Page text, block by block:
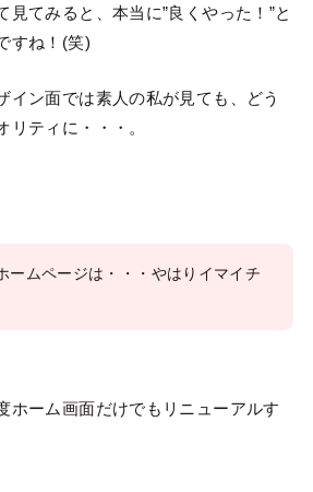
見てみると、本当に”良くやった！”と
すね！(笑)
イン面では素人の私が見ても、どう
リティに・・・。
ームページは・・・やはりイマイチ
ホーム画面だけでもリニューアルす